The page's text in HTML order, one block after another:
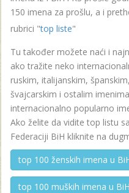
150 imena za prošlu, a i
rubrici "top liste"
Tu također možete naći i
ako tražite neko
ruskim, italijanskim,
švajcarskim i ostalim
internacionalno popularno
Ako želite da vidite top listu
Federaciji BiH kliknite na
top 100 ženskih imena u
top 100 muških imena u